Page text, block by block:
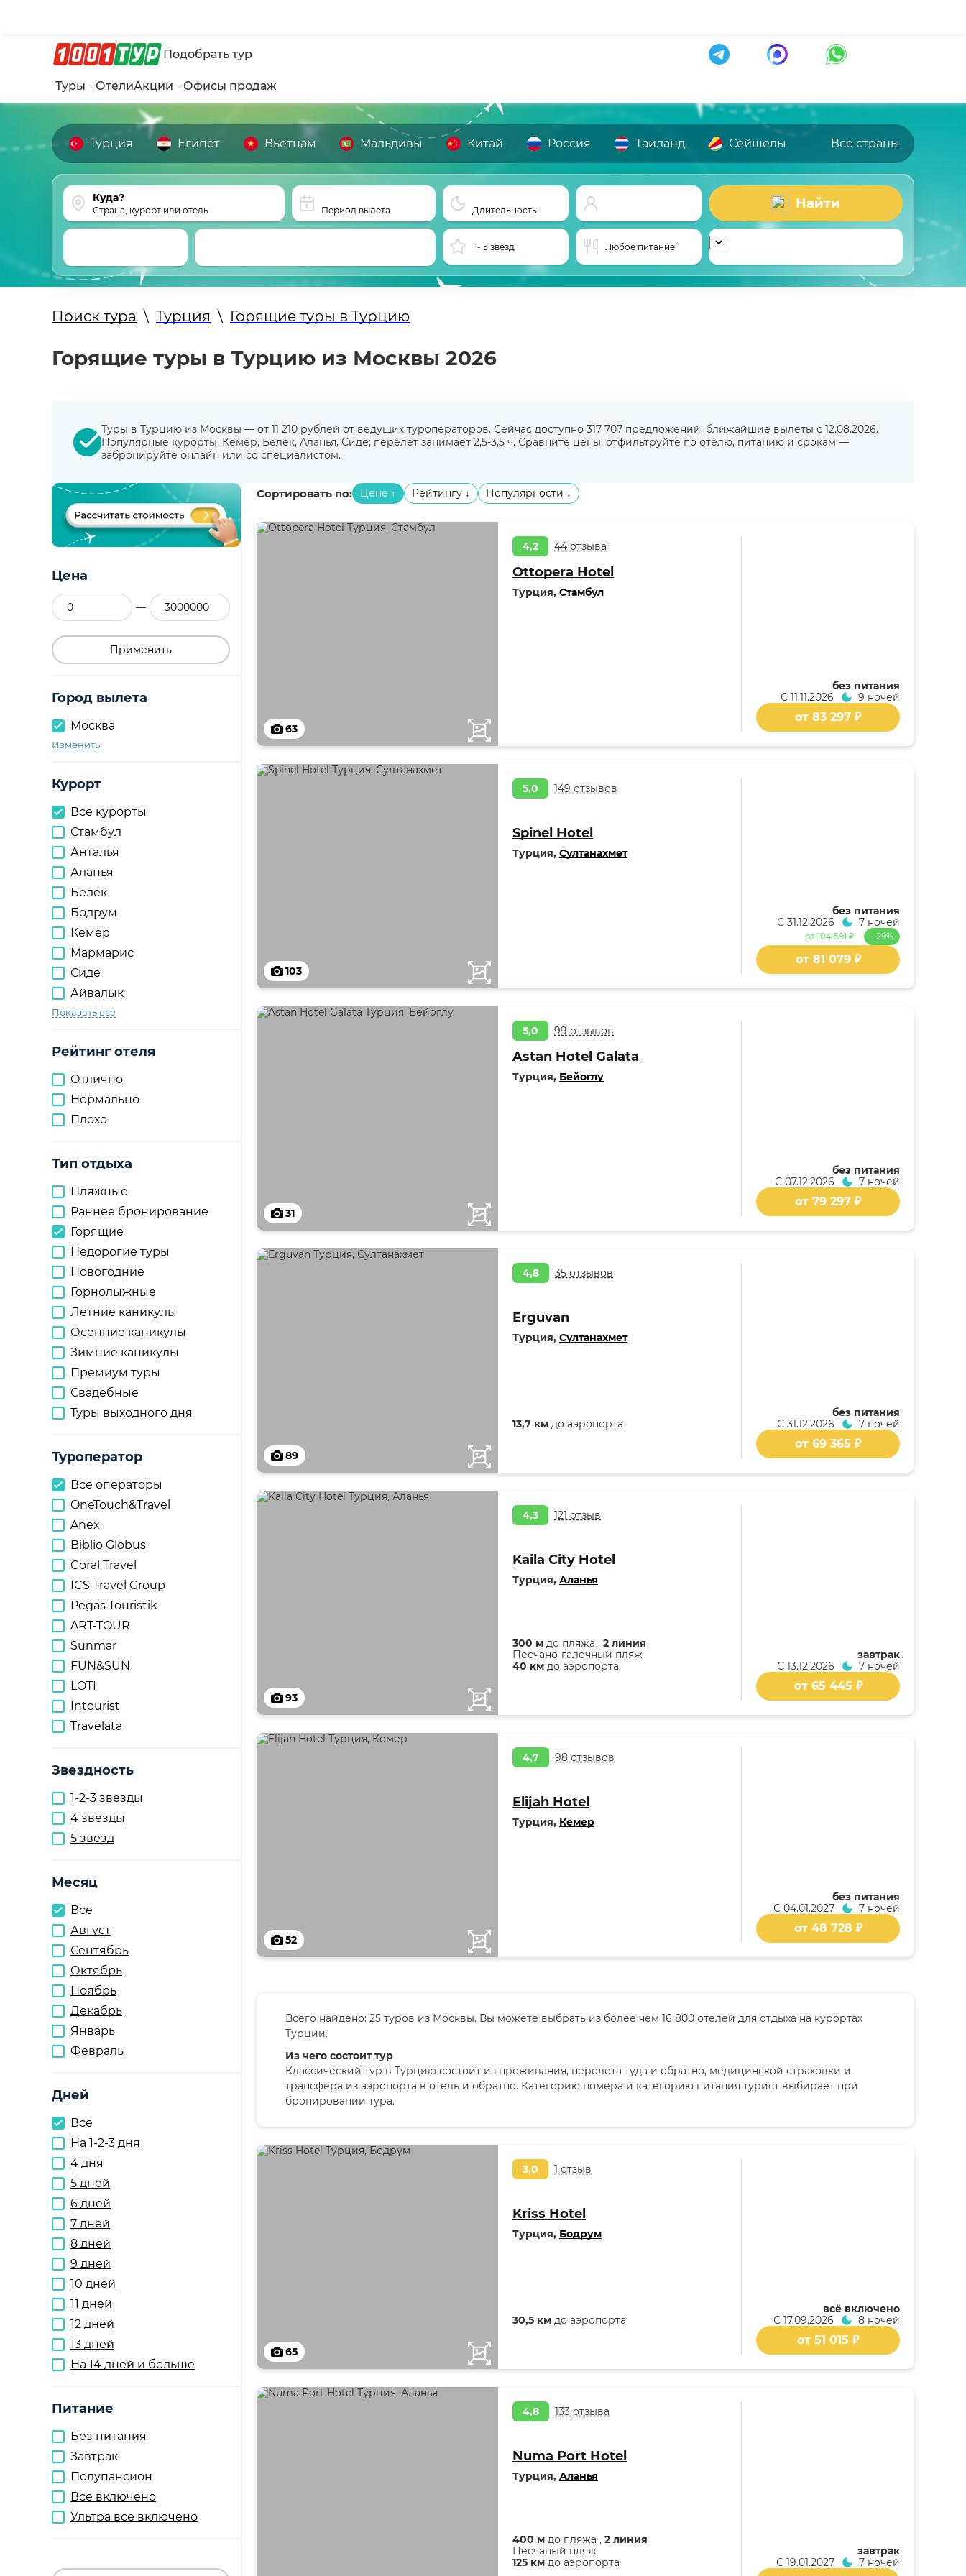
Подобрать тур
Туры ОтелиАкции Офисы продаж
Турция Египет Вьетнам Мальдивы Китай Россия Таиланд Сейшелы Все страны
Страна, курорт или отель Период вылета Длительность Найти
1 - 5 звёзд Любое питание
Поиск тура \ Турция \ Горящие туры в Турцию
Горящие туры в Турцию из Москвы 2026
Туры в Турцию из Москвы — от 11 210 рублей от ведущих туроператоров. Сейчас доступно 317 707 предложений, ближайшие вылеты с 12.08.2026.
Популярные курорты: Кемер, Белек, Аланья, Сиде; перелёт занимает 2,5-3,5 ч. Сравните цены, отфильтруйте по отелю, питанию и срокам —
забронируйте онлайн или со специалистом.
Цена
—
Применить
Город вылета
Москва
Изменить
Курорт
Все курорты
Стамбул
Анталья
Аланья
Белек
Бодрум
Кемер
Мармарис
Сиде
Айвалык
Показать все
Рейтинг отеля
Отлично
Нормально
Плохо
Тип отдыха
Пляжные
Раннее бронирование
Горящие
Недорогие туры
Новогодние
Горнолыжные
Летние каникулы
Осенние каникулы
Зимние каникулы
Премиум туры
Свадебные
Туры выходного дня
Туроператор
Все операторы
OneTouch&Travel
Anex
Biblio Globus
Coral Travel
ICS Travel Group
Pegas Touristik
ART-TOUR
Sunmar
FUN&SUN
LOTI
Intourist
Travelata
Звездность
1-2-3 звезды
4 звезды
5 звезд
Месяц
Все
Август
Сентябрь
Октябрь
Ноябрь
Декабрь
Январь
Февраль
Дней
Все
На 1-2-3 дня
4 дня
5 дней
6 дней
7 дней
8 дней
9 дней
10 дней
11 дней
12 дней
13 дней
На 14 дней и больше
Питание
Без питания
Завтрак
Полупансион
Все включено
Ультра все включено
Сортировать по: Цене ↑ Рейтингу ↓ Популярности ↓
63
4,2 44 отзыва
Ottopera Hotel
Турция, Стамбул
без питания
С 11.11.2026 9 ночей
от 83 297 ₽
103
5,0 149 отзывов
Spinel Hotel
Турция, Султанахмет
без питания
С 31.12.2026 7 ночей
от 104 591 ₽ - 29%
от 81 079 ₽
31
5,0 99 отзывов
Astan Hotel Galata
Турция, Бейоглу
без питания
С 07.12.2026 7 ночей
от 79 297 ₽
89
4,8 35 отзывов
Erguvan
Турция, Султанахмет
13,7 км до аэропорта
без питания
С 31.12.2026 7 ночей
от 69 365 ₽
93
4,3 121 отзыв
Kaila City Hotel
Турция, Аланья
300 м до пляжа , 2 линия
Песчано-галечный пляж
40 км до аэропорта
завтрак
С 13.12.2026 7 ночей
от 65 445 ₽
52
4,7 98 отзывов
Elijah Hotel
Турция, Кемер
без питания
С 04.01.2027 7 ночей
от 48 728 ₽
Всего найдено: 25 туров из Москвы. Вы можете выбрать из более чем 16 800 отелей для отдыха на курортах
Турции.
Из чего состоит тур
Классический тур в Турцию состоит из проживания, перелета туда и обратно, медицинской страховки и
трансфера из аэропорта в отель и обратно. Категорию номера и категорию питания турист выбирает при
бронировании тура.
65
3,0 1 отзыв
Kriss Hotel
Турция, Бодрум
30,5 км до аэропорта
всё включено
С 17.09.2026 8 ночей
от 51 015 ₽
4,8 133 отзыва
Numa Port Hotel
Турция, Аланья
400 м до пляжа , 2 линия
Песчаный пляж
125 км до аэропорта
завтрак
С 19.01.2027 7 ночей